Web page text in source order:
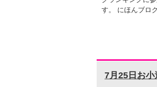
す。 にほんブロ
7月25日お小